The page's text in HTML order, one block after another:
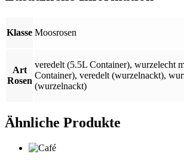
Klasse Moosrosen
Art
Rosen
veredelt (5.5L Container), wurzelecht
Container), veredelt (wurzelnackt),
(wurzelnackt)
Ähnliche Produkte